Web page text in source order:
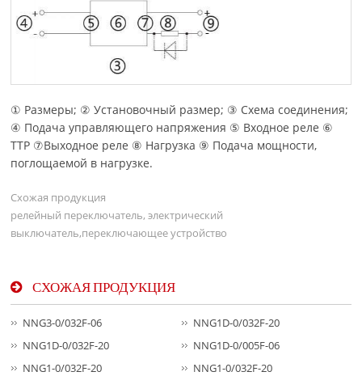
① Размеры; ② Установочный размер; ③ Схема соединения;
④ Подача управляющего напряжения ⑤ Входное реле ⑥
ТТР ⑦Выходное реле ⑧ Нагрузка ⑨ Подача мощности,
поглощаемой в нагрузке.
Схожая продукция
релейный переключатель, электрический
выключатель,переключающее устройство
СХОЖАЯ ПРОДУКЦИЯ
NNG3-0/032F-06
NNG1D-0/032F-20
NNG1D-0/032F-20
NNG1D-0/005F-06
NNG1-0/032F-20
NNG1-0/032F-20